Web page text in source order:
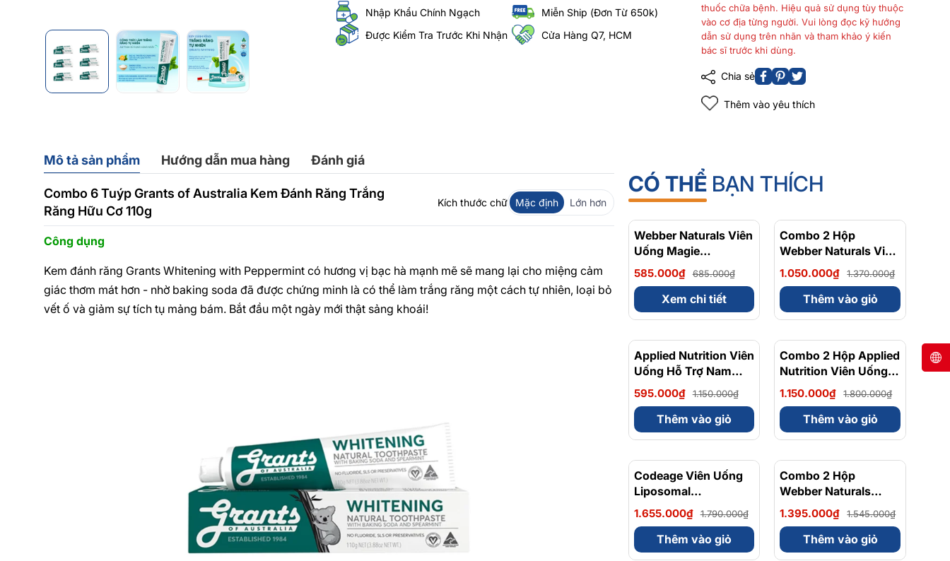
Nhập Khẩu Chính Ngạch
Miễn Ship (Đơn Từ 650k)
Được Kiểm Tra Trước Khi Nhận
Cửa Hàng Q7, HCM
thuốc chữa bệnh. Hiệu quả sử dụng tùy thuộc
vào cơ địa từng người. Vui lòng đọc kỹ hướng
dẫn sử dụng trên nhãn và tham khảo ý kiến
bác sĩ trước khi dùng.
Chia sẻ
Thêm vào yêu thích
Mô tả sản phẩm Hướng dẫn mua hàng Đánh giá
Combo 6 Tuýp Grants of Australia Kem Đánh Răng Trắng
Răng Hữu Cơ 110g
Kích thước chữ Mặc định Lớn hơn
Công dụng
Kem đánh răng Grants Whitening with Peppermint có hương vị bạc hà mạnh mẽ sẽ mang lại cho miệng cảm
giác thơm mát hơn - nhờ baking soda đã được chứng minh là có thể làm trắng răng một cách tự nhiên, loại bỏ
vết ố và giảm sự tích tụ mảng bám. Bắt đầu một ngày mới thật sảng khoái!
CÓ THỂBẠN THÍCH
- 15%
Webber Naturals Viên
Uống Magie
Magnesium
Bisglycinate 200mg -
Chính Ngạch Canada,
Xuất VAT
585.000₫ 685.000₫
Xem chi tiết
Combo 2 Hộp
Webber Naturals Viên
Uống Magie Dễ Dàng
Hấp Làm Dịu Nhẹ Cho
Hệ Tiêu Hóa
Magnesium
Hộp 120 Viên
1.050.000₫ 1.370.000₫
Thêm vào giỏ
- 48%
Applied Nutrition Viên
Uống Hỗ Trợ Nam
Giới 120 viên - Chính
Ngạch Anh Quốc, Bán
Chạy
595.000₫ 1.150.000₫
Thêm vào giỏ
- 36%
Combo 2 Hộp Applied
Nutrition Viên Uống
Hỗ Trợ Nam Giới 120
viên
1.150.000₫ 1.800.000₫
Thêm vào giỏ
- 8%
Codeage Viên Uống
Liposomal
Magnesium Magie
Glycinate Hữu Cơ
240 Viên - Chính
Ngạch Mỹ, Xuất VAT
1.655.000₫ 1.790.000₫
Thêm vào giỏ
Combo 2 Hộp
Webber Naturals
Omega 3 900mg
EPA/DHA Và
Magnesium
Bisglycinate 200mg
1.395.000₫ 1.545.000₫
Thêm vào giỏ